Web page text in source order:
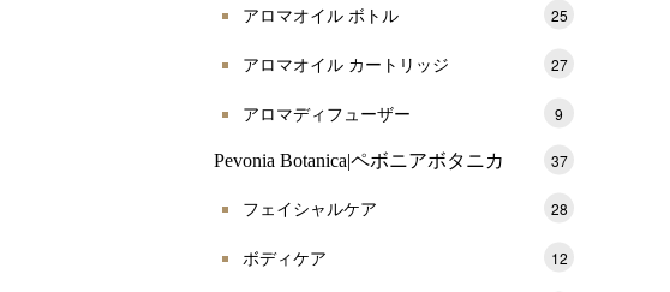
アロマオイル ボトル 25
アロマオイル カートリッジ 27
アロマディフューザー 9
Pevonia Botanica|ペボニアボタニカ 37
フェイシャルケア 28
ボディケア 12